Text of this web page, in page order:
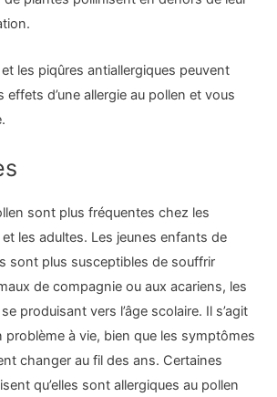
les piqûres antiallergiques peuvent
effets d’une allergie au pollen et vous
sont plus fréquentes chez les
les adultes. Les jeunes enfants de
sont plus susceptibles de souffrir
de compagnie ou aux acariens, les
produisant vers l’âge scolaire. Il s’agit
problème à vie, bien que les symptômes
changer au fil des ans. Certaines
qu’elles sont allergiques au pollen